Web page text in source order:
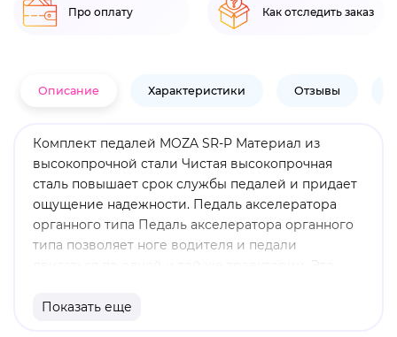
Про оплату Как отследить заказ
Описание Характеристики Отзывы
Комплект педалей MOZA SR-P Материал из
высокопрочной стали Чистая высокопрочная
сталь повышает срок службы педалей и придает
ощущение надежности. Педаль акселератора
органного типа Педаль акселератора органного
типа позволяет ноге водителя и педали
двигаться по одной и той же траектории. Это
более простым и точным. Высокоточный датчик
Показать еще